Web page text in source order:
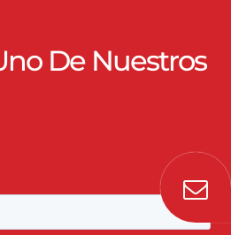
De Nuestros